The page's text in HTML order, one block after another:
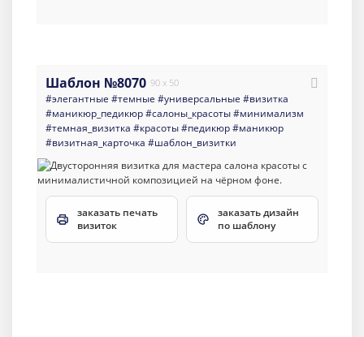
Шаблон №8070 90 x 50
#элегантные #темные #универсальные #визитка
#маникюр_педикюр#салоны_красоты#минимализм
#темная_визитка #красоты#педикюр#маникюр
#визитная_карточка #шаблон_визитки
заказать печать
визиток
заказать дизайн
по шаблону